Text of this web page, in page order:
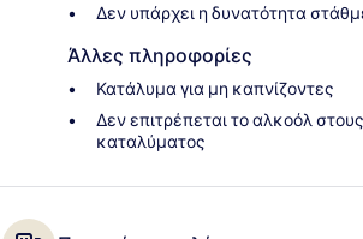
Δεν υπάρχει η δυνατότητα
Άλλες πληροφορίες
Κατάλυμα για μη καπνίζοντες
Δεν επιτρέπεται το αλκοόλ
καταλύματος